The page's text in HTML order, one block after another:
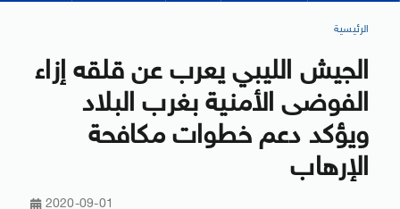
الرئيسية
الجيش الليبي يعرب عن قلقه إزاء
الفوضى الأمنية بغرب البلاد
ويؤكد دعم خطوات مكافحة
الإرهاب
2020-09-01